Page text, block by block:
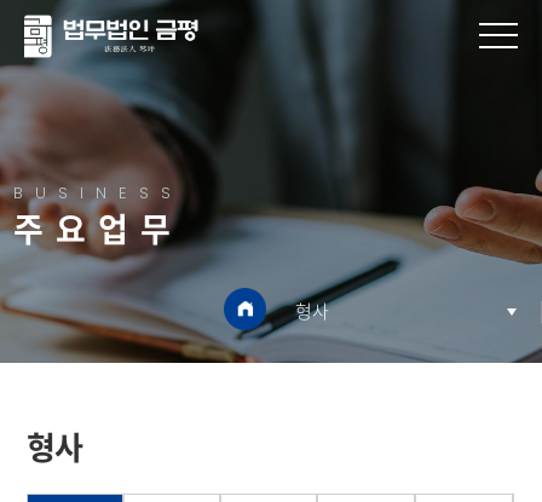
BUSINESS
주요업무
형사
형사